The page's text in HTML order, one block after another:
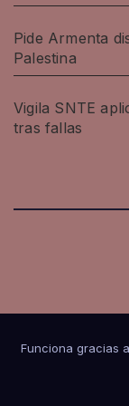
Pide Armenta
Palestina
Vigila SNTE
tras fallas
Funciona gracias